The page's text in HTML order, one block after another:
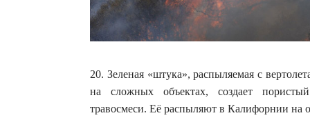
20. Зеленая «штука», распыляемая с
на сложных объектах, создает
травосмеси. Её распыляют в Калифорнии